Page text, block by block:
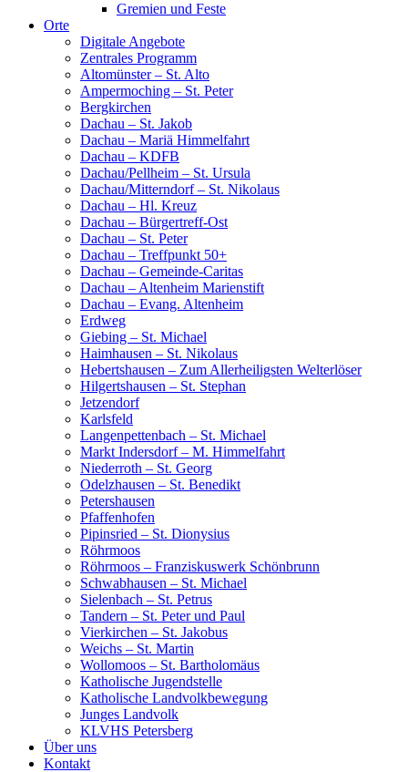
Gremien und Feste
Orte
Digitale Angebote
Zentrales Programm
Altomünster – St. Alto
Ampermoching – St. Peter
Bergkirchen
Dachau – St. Jakob
Dachau – Mariä Himmelfahrt
Dachau – KDFB
Dachau/Pellheim – St. Ursula
Dachau/Mitterndorf – St. Nikolaus
Dachau – Hl. Kreuz
Dachau – Bürgertreff-Ost
Dachau – St. Peter
Dachau – Treffpunkt 50+
Dachau – Gemeinde-Caritas
Dachau – Altenheim Marienstift
Dachau – Evang. Altenheim
Erdweg
Giebing – St. Michael
Haimhausen – St. Nikolaus
Hebertshausen – Zum Allerheiligsten Welterlöser
Hilgertshausen – St. Stephan
Jetzendorf
Karlsfeld
Langenpettenbach – St. Michael
Markt Indersdorf – M. Himmelfahrt
Niederroth – St. Georg
Odelzhausen – St. Benedikt
Petershausen
Pfaffenhofen
Pipinsried – St. Dionysius
Röhrmoos
Röhrmoos – Franziskuswerk Schönbrunn
Schwabhausen – St. Michael
Sielenbach – St. Petrus
Tandern – St. Peter und Paul
Vierkirchen – St. Jakobus
Weichs – St. Martin
Wollomoos – St. Bartholomäus
Katholische Jugendstelle
Katholische Landvolkbewegung
Junges Landvolk
KLVHS Petersberg
Über uns
Kontakt